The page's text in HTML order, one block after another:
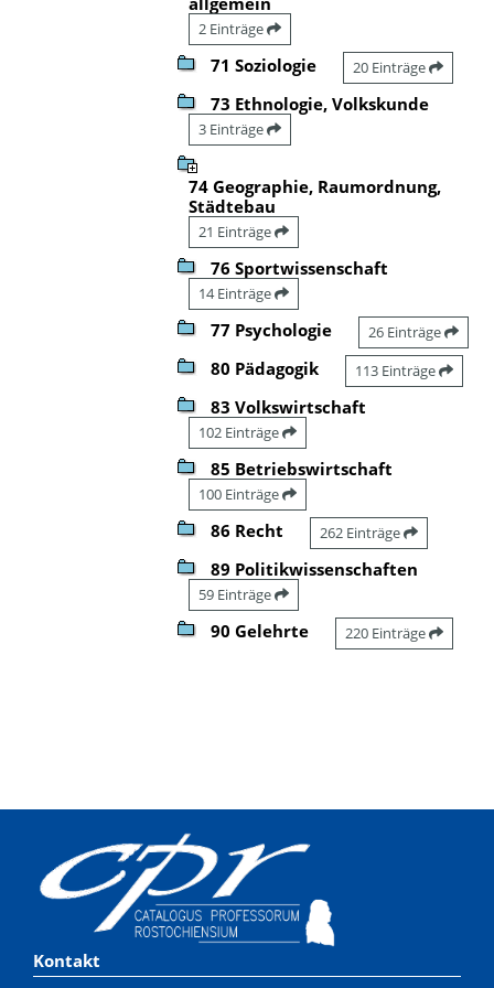
2 Einträge
71 Soziologie 20 Einträge
73 Ethnologie, Volkskunde
3 Einträge
74 Geographie, Raumordnung,
Städtebau
21 Einträge
76 Sportwissenschaft
14 Einträge
77 Psychologie 26 Einträge
80 Pädagogik 113 Einträge
83 Volkswirtschaft
102 Einträge
85 Betriebswirtschaft
100 Einträge
86 Recht 262 Einträge
89 Politikwissenschaften
59 Einträge
90 Gelehrte 220 Einträge
Kontakt